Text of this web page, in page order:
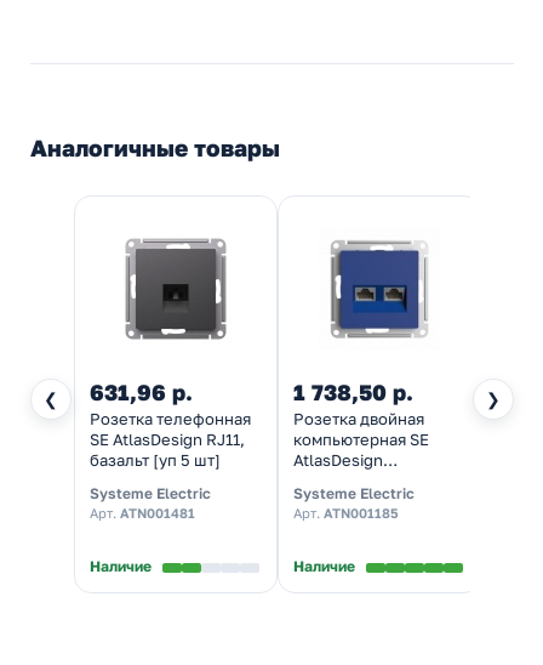
Аналогичные товары
❮ ❯
631,96 р.
Розетка телефонная
SE AtlasDesign RJ11,
базальт [уп 5 шт]
Systeme Electric
Арт. ATN001481
Наличие
1 738,50 р.
Розетка двойная
компьютерная SE
AtlasDesign
аквамарин [уп 5 шт]
Systeme Electric
Арт. ATN001185
Наличие
TV